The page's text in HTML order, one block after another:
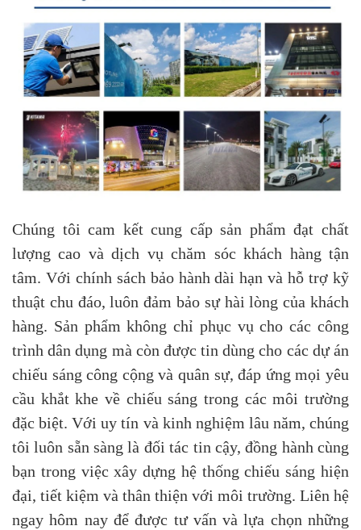
Chúng tôi cam kết cung cấp sản phẩm đạt chất
lượng cao và dịch vụ chăm sóc khách hàng tận
tâm. Với chính sách bảo hành dài hạn và hỗ trợ kỹ
thuật chu đáo, luôn đảm bảo sự hài lòng của khách
hàng. Sản phẩm không chỉ phục vụ cho các công
trình dân dụng mà còn được tin dùng cho các dự án
chiếu sáng công cộng và quân sự, đáp ứng mọi yêu
cầu khắt khe về chiếu sáng trong các môi trường
đặc biệt.Với uy tín và kinh nghiệm lâu năm, chúng
tôi luôn sẵn sàng là đối tác tin cậy, đồng hành cùng
bạn trong việc xây dựng hệ thống chiếu sáng hiện
đại, tiết kiệm và thân thiện với môi trường. Liên hệ
ngay hôm nay để được tư vấn và lựa chọn những